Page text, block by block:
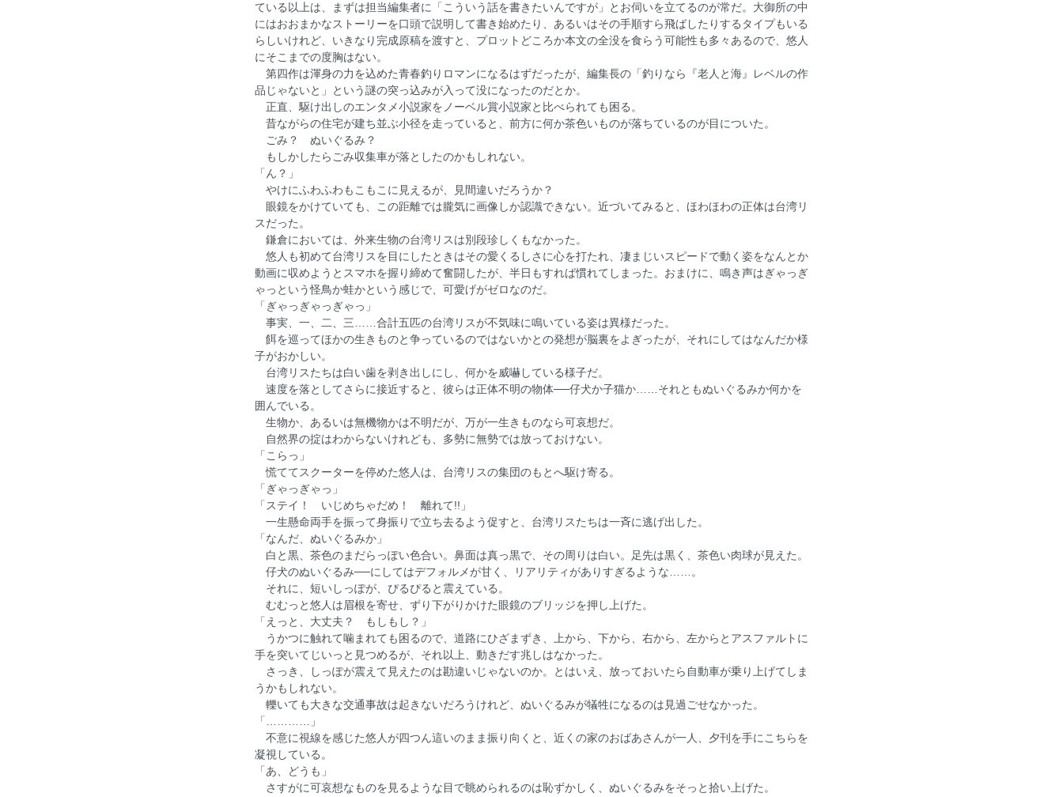
ている以上は、まずは担当編集者に「こういう話を書きたいんですが」とお伺いを立てるのが常だ。大御所の中
にはおおまかなストーリーを口頭で説明して書き始めたり、あるいはその手順すら飛ばしたりするタイプもいる
らしいけれど、いきなり完成原稿を渡すと、プロットどころか本文の全没を食らう可能性も多々あるので、悠人
にそこまでの度胸はない。
第四作は渾身の力を込めた青春釣りロマンになるはずだったが、編集長の「釣りなら『老人と海』レベルの作
品じゃないと」という謎の突っ込みが入って没になったのだとか。
正直、駆け出しのエンタメ小説家をノーベル賞小説家と比べられても困る。
昔ながらの住宅が建ち並ぶ小径を走っていると、前方に何か茶色いものが落ちているのが目についた。
ごみ？ ぬいぐるみ？
もしかしたらごみ収集車が落としたのかもしれない。
「ん？」
やけにふわふわもこもこに見えるが、見間違いだろうか？
眼鏡をかけていても、この距離では朧気に画像しか認識できない。近づいてみると、ほわほわの正体は台湾リ
スだった。
鎌倉においては、外来生物の台湾リスは別段珍しくもなかった。
悠人も初めて台湾リスを目にしたときはその愛くるしさに心を打たれ、凄まじいスピードで動く姿をなんとか
動画に収めようとスマホを握り締めて奮闘したが、半日もすれば慣れてしまった。おまけに、鳴き声はぎゃっぎ
ゃっという怪鳥か蛙かという感じで、可愛げがゼロなのだ。
「ぎゃっぎゃっぎゃっ」
事実、一、二、三……合計五匹の台湾リスが不気味に鳴いている姿は異様だった。
餌を巡ってほかの生きものと争っているのではないかとの発想が脳裏をよぎったが、それにしてはなんだか様
子がおかしい。
台湾リスたちは白い歯を剥き出しにし、何かを威嚇している様子だ。
速度を落としてさらに接近すると、彼らは正体不明の物体──仔犬か子猫か……それともぬいぐるみか何かを
囲んでいる。
生物か、あるいは無機物かは不明だが、万が一生きものなら可哀想だ。
自然界の掟はわからないけれども、多勢に無勢では放っておけない。
「こらっ」
慌ててスクーターを停めた悠人は、台湾リスの集団のもとへ駆け寄る。
「ぎゃっぎゃっ」
「ステイ！ いじめちゃだめ！ 離れて!!」
一生懸命両手を振って身振りで立ち去るよう促すと、台湾リスたちは一斉に逃げ出した。
「なんだ、ぬいぐるみか」
白と黒、茶色のまだらっぽい色合い。鼻面は真っ黒で、その周りは白い。足先は黒く、茶色い肉球が見えた。
仔犬のぬいぐるみ──にしてはデフォルメが甘く、リアリティがありすぎるような……。
それに、短いしっぽが、ぴるぴると震えている。
むむっと悠人は眉根を寄せ、ずり下がりかけた眼鏡のブリッジを押し上げた。
「えっと、大丈夫？ もしもし？」
うかつに触れて噛まれても困るので、道路にひざまずき、上から、下から、右から、左からとアスファルトに
手を突いてじいっと見つめるが、それ以上、動きだす兆しはなかった。
さっき、しっぽが震えて見えたのは勘違いじゃないのか。とはいえ、放っておいたら自動車が乗り上げてしま
うかもしれない。
轢いても大きな交通事故は起きないだろうけれど、ぬいぐるみが犠牲になるのは見過ごせなかった。
「…………」
不意に視線を感じた悠人が四つん這いのまま振り向くと、近くの家のおばあさんが一人、夕刊を手にこちらを
凝視している。
「あ、どうも」
さすがに可哀想なものを見るような目で眺められるのは恥ずかしく、ぬいぐるみをそっと拾い上げた。